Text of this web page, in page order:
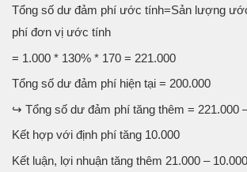
Tổng số dư đảm phí ước tính=Sản lượng
phí đơn vị ước tính
= 1.000 * 130% * 170 = 221.000
Tổng số dư đảm phí hiện tại = 200.000
↪ Tổng số dư đảm phí tăng thêm = 221.000
Kết hợp với định phí tăng 10.000
Kết luận, lợi nhuận tăng thêm 21.000 –